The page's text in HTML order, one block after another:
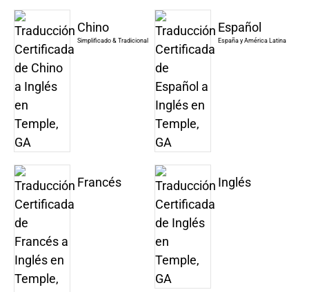
Chino
Simplificado & Tradicional
Español
España y América Latina
Francés Inglés